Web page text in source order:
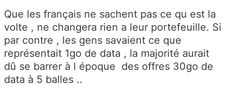
Que les français ne sachent pas ce qu est la
volte , ne changera rien a leur portefeuille. Si
par contre , les gens savaient ce que
représentait 1go de data , la majorité aurait
dû se barrer à l époque des offres 30go de
data à 5 balles ..